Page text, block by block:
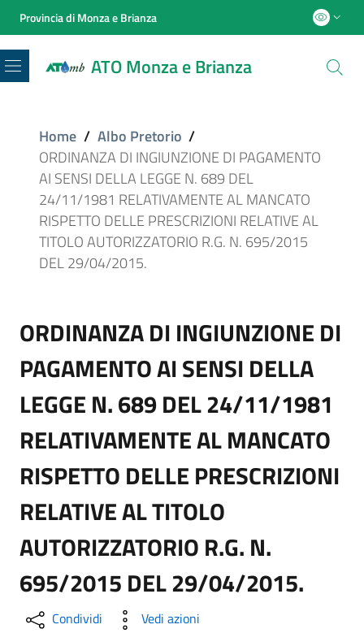
Provincia di Monza e Brianza
ATO Monza e Brianza
Menu
Home / Albo Pretorio /
ORDINANZA DI INGIUNZIONE DI PAGAMENTO
AI SENSI DELLA LEGGE N. 689 DEL
24/11/1981 RELATIVAMENTE AL MANCATO
RISPETTO DELLE PRESCRIZIONI RELATIVE AL
TITOLO AUTORIZZATORIO R.G. N. 695/2015
DEL 29/04/2015.
ORDINANZA DI INGIUNZIONE DI
PAGAMENTO AI SENSI DELLA
LEGGE N. 689 DEL 24/11/1981
RELATIVAMENTE AL MANCATO
RISPETTO DELLE PRESCRIZIONI
RELATIVE AL TITOLO
AUTORIZZATORIO R.G. N.
695/2015 DEL 29/04/2015.
Condividi Vedi azioni